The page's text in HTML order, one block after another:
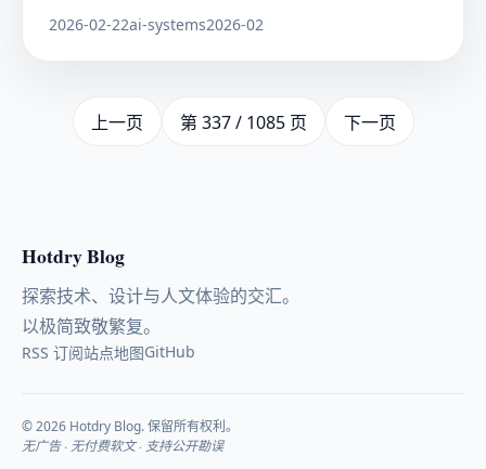
2026-02-22ai-systems2026-02
上一页 第 337 / 1085 页 下一页
Hotdry Blog
探索技术、设计与人文体验的交汇。
以极简致敬繁复。
RSS 订阅站点地图GitHub
© 2026 Hotdry Blog. 保留所有权利。
无广告 · 无付费软文 · 支持公开勘误